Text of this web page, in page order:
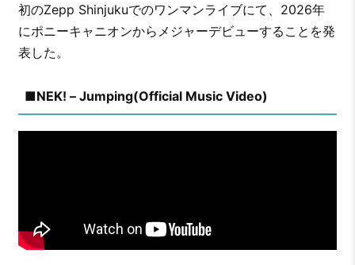
初のZepp Shinjukuでのワンマンライブにて、2026年
にポニーキャニオンからメジャーデビューすることを発
表した。
■NEK! – Jumping(Official Music Video)